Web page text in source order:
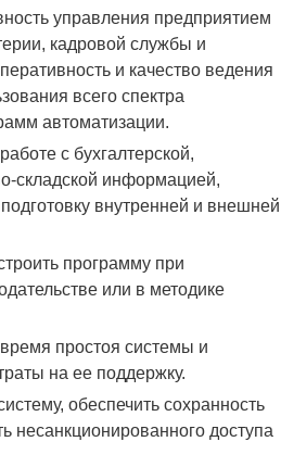
управления предприятием
кадровой службы и
и качество ведения
всего спектра
автоматизации.
с бухгалтерской,
складской информацией,
внутренней и внешней
программу при
или в методике
простоя системы и
на ее поддержку.
обеспечить сохранность
несанкционированного доступа